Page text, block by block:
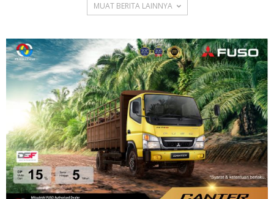
MUAT BERITA LAINNYA